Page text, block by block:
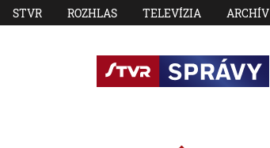
STVR ROZHLAS TELEVÍZIA ARCHÍV